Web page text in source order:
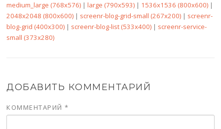
medium_large (768x576) |large (790x593) | 1536x1536 (800x600) |
2048x2048 (800x600) | screenr-blog-grid-small (267x200) | screenr-
blog-grid (400x300) | screenr-blog-list (533x400) | screenr-service-
small (373x280)
ДОБАВИТЬ КОММЕНТАРИЙ
КОММЕНТАРИЙ*